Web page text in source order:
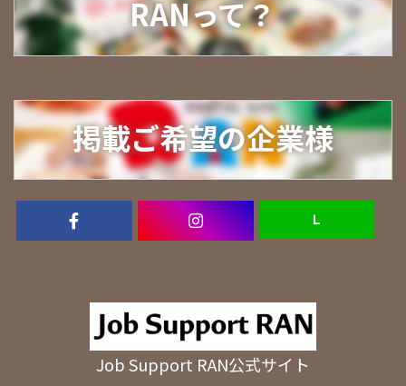
RANって？
掲載ご希望の企業様
Ｌ
Job Support RAN公式サイト